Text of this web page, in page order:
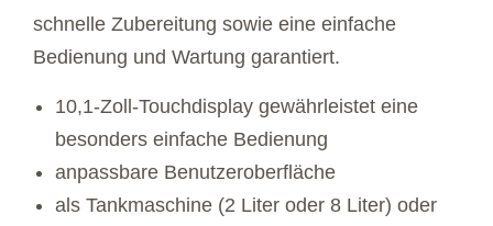
schnelle Zubereitung sowie eine einfache
Bedienung und Wartung garantiert.
10,1-Zoll-Touchdisplay gewährleistet eine
besonders einfache Bedienung
anpassbare Benutzeroberfläche
als Tankmaschine (2 Liter oder 8 Liter) oder